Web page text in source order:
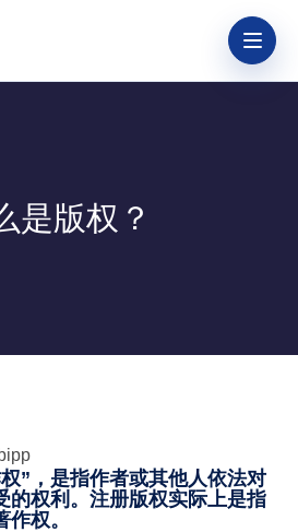
是版权？
”，是指作者或其他人依法对
的权利。注册版权实际上是指
权。